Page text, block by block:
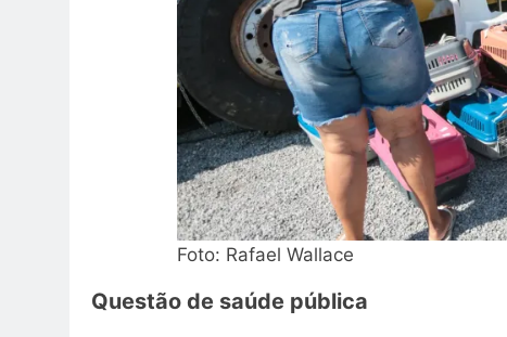
Foto: Rafael Wallace
Questão de saúde pública